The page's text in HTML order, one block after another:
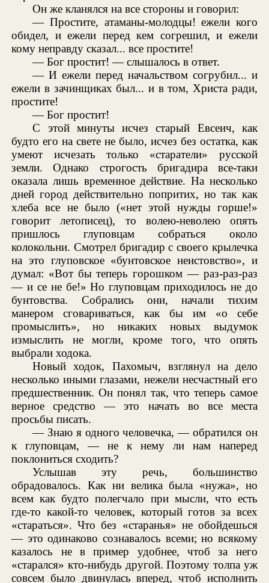
Он же кланялся на все стороны и говорил:
— Простите, атаманы-молодцы! ежели кого
обидел, и ежели перед кем согрешил, и ежели
кому неправду сказал... все простите!
— Бог простит! — слышалось в ответ.
— И ежели перед начальством согрубил... и
ежели в зачинщиках был... и в том, Христа ради,
простите!
— Бог простит!
С этой минуты исчез старый Евсеич, как
будто его на свете не было, исчез без остатка, как
умеют исчезать только «старатели» русской
земли. Однако строгость бригадира все-таки
оказала лишь временное действие. На несколько
дней город действительно попритих, но так как
хлеба все не было («нет этой нужды горше!»
говорит летописец), то волею-неволею опять
пришлось глуповцам собраться около
колокольни. Смотрел бригадир с своего крылечка
на это глуповское «бунтовское неистовство», и
думал: «Вот бы теперь горошком — раз-раз-раз
— и се не бе!» Но глуповцам приходилось не до
бунтовства. Собрались они, начали тихим
манером сговариваться, как бы им «о себе
промыслить», но никаких новых выдумок
измыслить не могли, кроме того, что опять
выбрали ходока.
Новый ходок, Пахомыч, взглянул на дело
несколько иными глазами, нежели несчастный его
предшественник. Он понял так, что теперь самое
верное средство — это начать во все места
просьбы писать.
— Знаю я одного человечка, — обратился он
к глуповцам, — не к нему ли нам наперед
поклониться сходить?
Услышав эту речь, большинство
обрадовалось. Как ни велика была «нужа», но
всем как будто полегчало при мысли, что есть
где-то какой-то человек, который готов за всех
«стараться». Что без «старанья» не обойдешься
— это одинаково сознавалось всеми; но всякому
казалось не в пример удобнее, чтоб за него
«старался» кто-нибудь другой. Поэтому толпа уж
совсем было двинулась вперед, чтоб исполнить